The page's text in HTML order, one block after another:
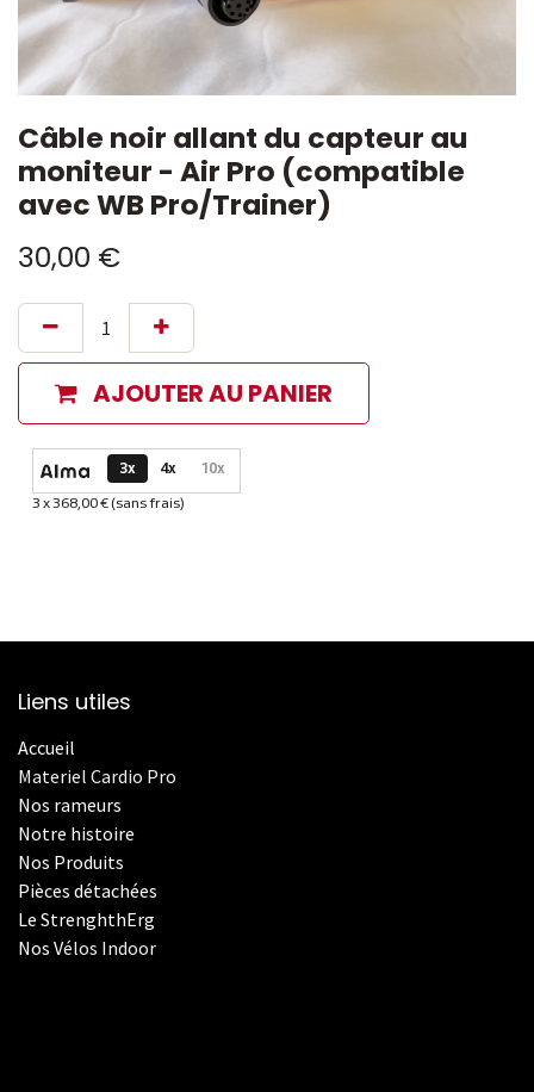
Câble noir allant du capteur au
moniteur - Air Pro (compatible
avec WB Pro/Trainer)
30,00 €
AJOUTER AU PANIER
Options de paiement disponibles
3x 4x 10x
Informations sur le plan de paiement sélectionné
3 x 368,00 € (sans frais)
Liens utiles
Accueil
Materiel Cardio Pro
Nos rameurs
Notre histoire
Nos Produits
Pièces détachées
Le StrenghthErg
Nos Vélos Indoor